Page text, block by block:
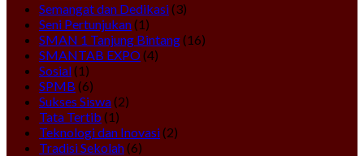
Semangat dan Dedikasi(3)
Seni Pertunjukan(1)
SMAN 1 Tanjung Bintang(16)
SMANTAB EXPO(4)
Sosial(1)
SPMB (6)
Sukses Siswa(2)
Tata Tertib (1)
Teknologi dan Inovasi(2)
Tradisi Sekolah(6)